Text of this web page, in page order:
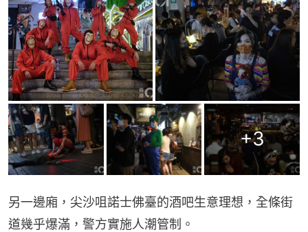
+3
另一邊廂，尖沙咀諾士佛臺的酒吧生意理想，全條街
道幾乎爆滿，警方實施人潮管制。